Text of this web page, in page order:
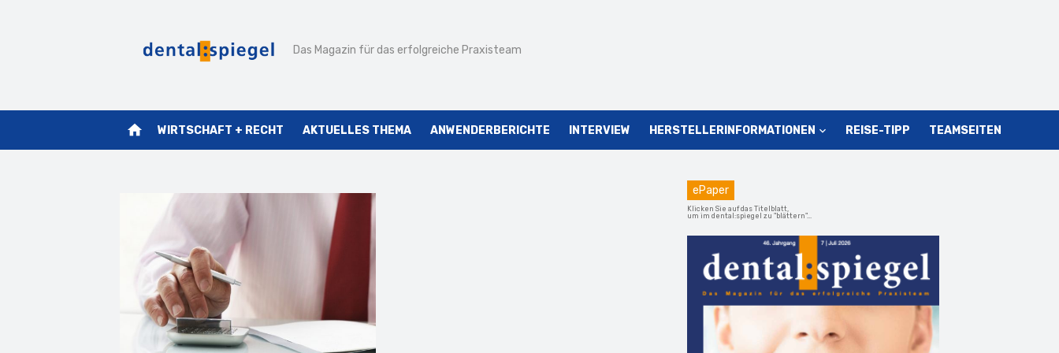
Das Magazin für das erfolgreiche Praxisteam
home WIRTSCHAFT + RECHT AKTUELLES THEMA ANWENDERBERICHTE INTERVIEW HERSTELLERINFORMATIONEN REISE-TIPP TEAMSEITEN
ePaper
Klicken Sie auf das Titelblatt,
um im dental:spiegel zu "blättern"...